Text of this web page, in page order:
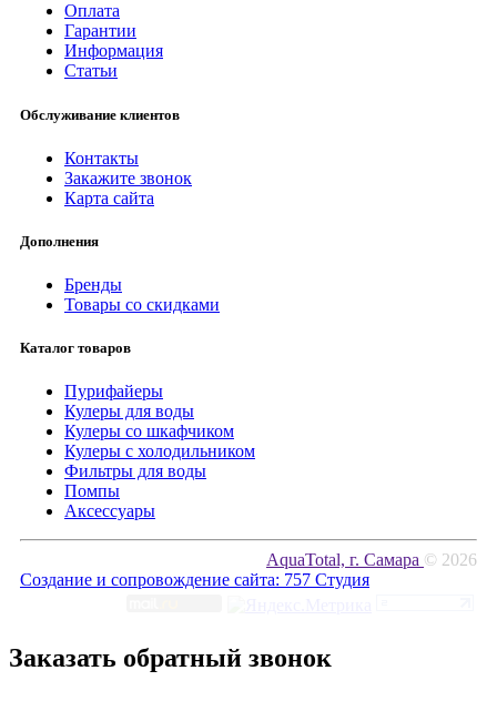
Оплата
Гарантии
Информация
Статьи
Обслуживание клиентов
Контакты
Закажите звонок
Карта сайта
Дополнения
Бренды
Товары со скидками
Каталог товаров
Пурифайеры
Кулеры для воды
Кулеры со шкафчиком
Кулеры с холодильником
Фильтры для воды
Помпы
Аксессуары
AquaTotal, г. Самара © 2026
Создание и сопровождение сайта: 757 Студия
Заказать обратный звонок